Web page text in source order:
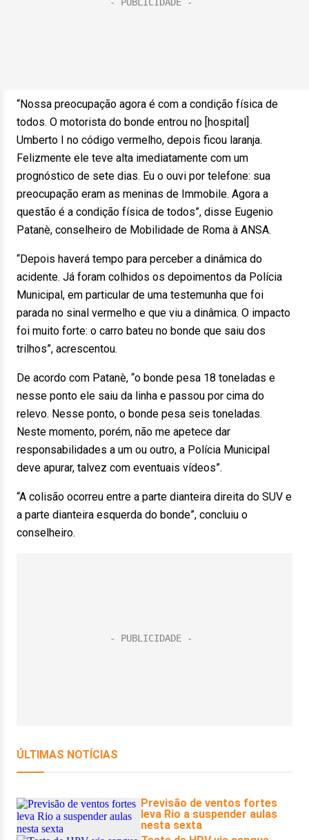
“Nossa preocupação agora é com a condição física de
todos. O motorista do bonde entrou no [hospital]
Umberto I no código vermelho, depois ficou laranja.
Felizmente ele teve alta imediatamente com um
prognóstico de sete dias. Eu o ouvi por telefone: sua
preocupação eram as meninas de Immobile. Agora a
questão é a condição física de todos”, disse Eugenio
Patanè, conselheiro de Mobilidade de Roma à ANSA.
“Depois haverá tempo para perceber a dinâmica do
acidente. Já foram colhidos os depoimentos da Polícia
Municipal, em particular de uma testemunha que foi
parada no sinal vermelho e que viu a dinâmica. O impacto
foi muito forte: o carro bateu no bonde que saiu dos
trilhos”, acrescentou.
De acordo com Patanè, “o bonde pesa 18 toneladas e
nesse ponto ele saiu da linha e passou por cima do
relevo. Nesse ponto, o bonde pesa seis toneladas.
Neste momento, porém, não me apetece dar
responsabilidades a um ou outro, a Polícia Municipal
deve apurar, talvez com eventuais vídeos”.
“A colisão ocorreu entre a parte dianteira direita do SUV e
a parte dianteira esquerda do bonde”, concluiu o
conselheiro.